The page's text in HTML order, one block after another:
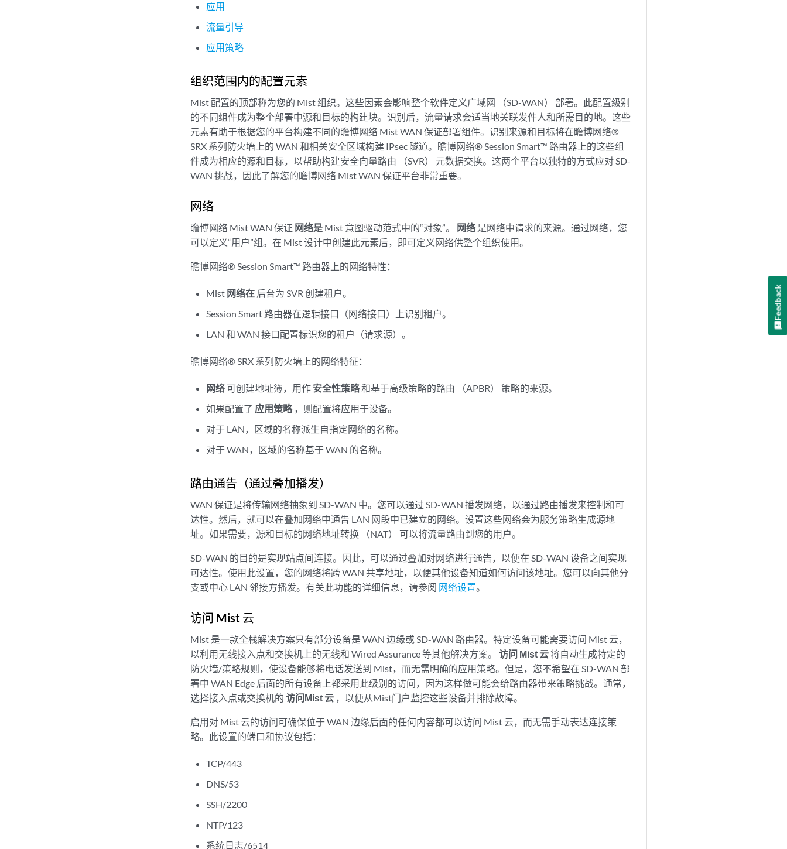
应用
流量引导
应用策略
组织范围内的配置元素
Mist 配置的顶部称为您的 Mist 组织。这些因素会影响整个软件定义广域网 （SD-WAN） 部署。此配置级别
的不同组件成为整个部署中源和目标的构建块。识别后，流量请求会适当地关联发件人和所需目的地。这些
元素有助于根据您的平台构建不同的瞻博网络 Mist WAN 保证部署组件。识别来源和目标将在瞻博网络®
SRX 系列防火墙上的 WAN 和相关安全区域构建 IPsec 隧道。瞻博网络® Session Smart™ 路由器上的这些组
件成为相应的源和目标，以帮助构建安全向量路由 （SVR） 元数据交换。这两个平台以独特的方式应对 SD-
WAN 挑战，因此了解您的瞻博网络 Mist WAN 保证平台非常重要。
网络
瞻博网络 Mist WAN 保证 网络是 Mist 意图驱动范式中的“对象”。 网络 是网络中请求的来源。通过网络，您
可以定义“用户”组。在 Mist 设计中创建此元素后，即可定义网络供整个组织使用。
瞻博网络® Session Smart™ 路由器上的网络特性：
Mist 网络在 后台为 SVR 创建租户。
Session Smart 路由器在逻辑接口（网络接口）上识别租户。
LAN 和 WAN 接口配置标识您的租户（请求源）。
瞻博网络® SRX 系列防火墙上的网络特征：
网络 可创建地址簿，用作 安全性策略和基于高级策略的路由 （APBR） 策略的来源。
如果配置了 应用策略，则配置将应用于设备。
对于 LAN，区域的名称派生自指定网络的名称。
对于 WAN，区域的名称基于 WAN 的名称。
路由通告（通过叠加播发）
WAN 保证是将传输网络抽象到 SD-WAN 中。您可以通过 SD-WAN 播发网络，以通过路由播发来控制和可
达性。然后，就可以在叠加网络中通告 LAN 网段中已建立的网络。设置这些网络会为服务策略生成源地
址。如果需要，源和目标的网络地址转换 （NAT） 可以将流量路由到您的用户。
SD-WAN 的目的是实现站点间连接。因此，可以通过叠加对网络进行通告，以便在 SD-WAN 设备之间实现
可达性。使用此设置，您的网络将跨 WAN 共享地址，以便其他设备知道如何访问该地址。您可以向其他分
支或中心 LAN 邻接方播发。有关此功能的详细信息，请参阅 网络设置。
访问 Mist 云
Mist 是一款全栈解决方案只有部分设备是 WAN 边缘或 SD-WAN 路由器。特定设备可能需要访问 Mist 云，
以利用无线接入点和交换机上的无线和 Wired Assurance 等其他解决方案。 访问 Mist 云将自动生成特定的
防火墙/策略规则，使设备能够将电话发送到 Mist，而无需明确的应用策略。但是，您不希望在 SD-WAN 部
署中 WAN Edge 后面的所有设备上都采用此级别的访问，因为这样做可能会给路由器带来策略挑战。通常，
选择接入点或交换机的 访问Mist 云 ，以便从Mist门户监控这些设备并排除故障。
启用对 Mist 云的访问可确保位于 WAN 边缘后面的任何内容都可以访问 Mist 云，而无需手动表达连接策
略。此设置的端口和协议包括：
TCP/443
DNS/53
SSH/2200
NTP/123
系统日志/6514
Feedback